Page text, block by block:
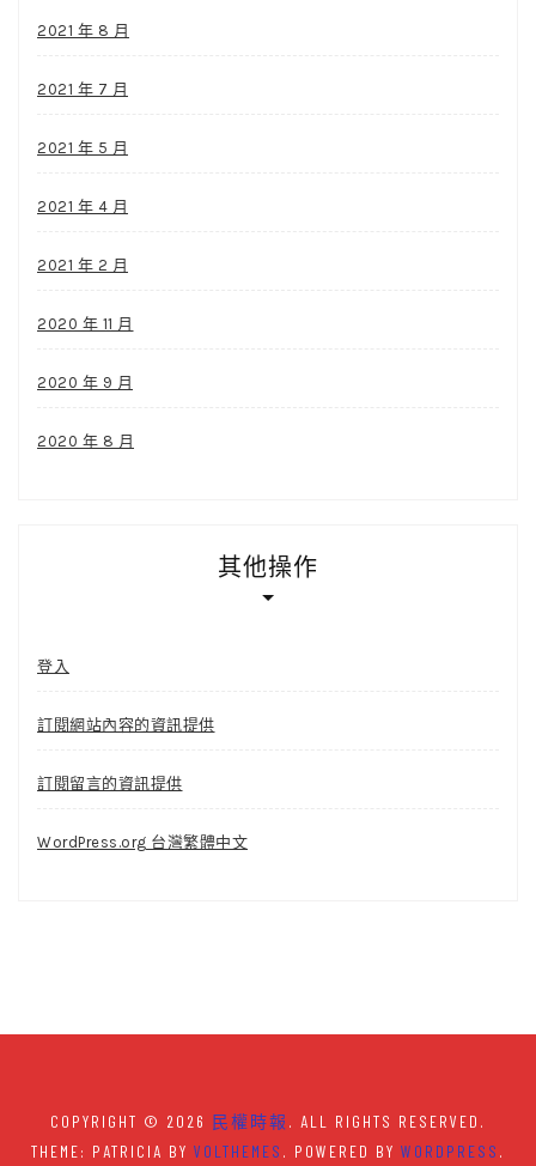
2021 年 8 月
2021 年 7 月
2021 年 5 月
2021 年 4 月
2021 年 2 月
2020 年 11 月
2020 年 9 月
2020 年 8 月
其他操作
登入
訂閱網站內容的資訊提供
訂閱留言的資訊提供
WordPress.org 台灣繁體中文
COPYRIGHT © 2026 民權時報 . ALL RIGHTS RESERVED.
THEME: PATRICIA BY VOLTHEMES . POWERED BY WORDPRESS .